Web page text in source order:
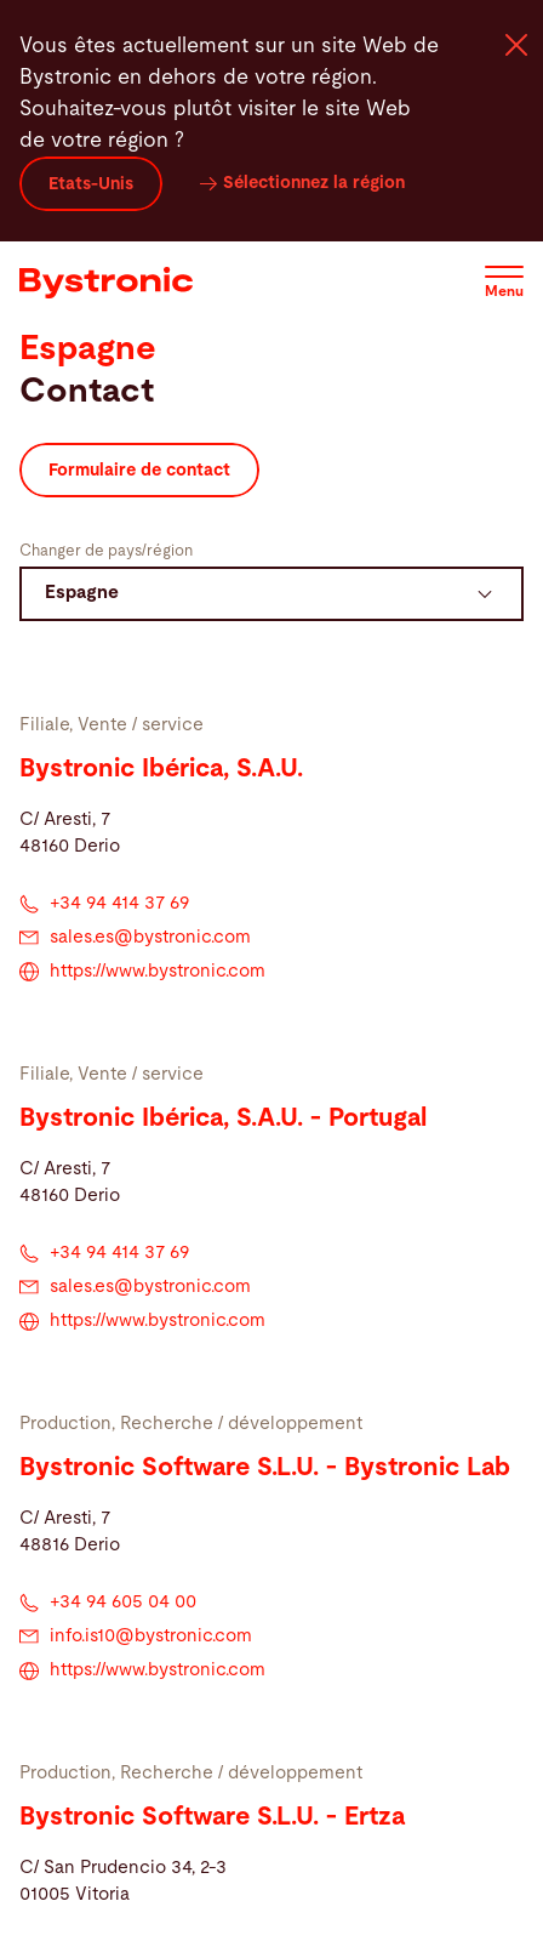
au
contenu
principal
Vous êtes actuellement sur un site Web de
Bystronic en dehors de votre région.
Souhaitez-vous plutôt visiter le site Web
de votre région ?
Etats-Unis Sélectionnez la région
Menu
Machines et Logiciel
Services
Actualités - Presse
Entreprise
Recherche
Espagne
Contact
Formulaire de contact
Changer de pays/région
Filiale, Vente / service
Bystronic Ibérica, S.A.U.
C/ Aresti, 7
48160 Derio
+34 94 414 37 69
sales.es@ bystronic.com
https://www.bystronic.com
Filiale, Vente / service
Bystronic Ibérica, S.A.U. - Portugal
C/ Aresti, 7
48160 Derio
+34 94 414 37 69
sales.es@ bystronic.com
https://www.bystronic.com
Production, Recherche / développement
Bystronic Software S.L.U. - Bystronic Lab
C/ Aresti, 7
48816 Derio
+34 94 605 04 00
info.is10@ bystronic.com
https://www.bystronic.com
Production, Recherche / développement
Bystronic Software S.L.U. - Ertza
C/ San Prudencio 34, 2-3
01005 Vitoria